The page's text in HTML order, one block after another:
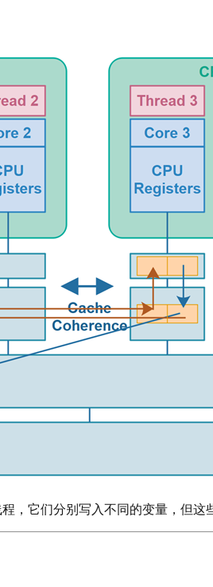
，它们分别写入不同的变量，但